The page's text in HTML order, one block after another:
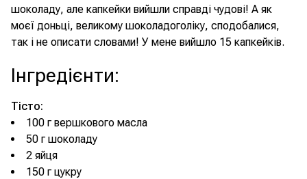
шоколаду, але капкейки вийшли справді чудові! А як
моєї доньці, великому шоколадоголіку, сподобалися,
так і не описати словами! У мене вийшло 15 капкейків.
Інгредієнти:
Тісто:
100 г вершкового масла
50 г шоколаду
2 яйця
150 г цукру